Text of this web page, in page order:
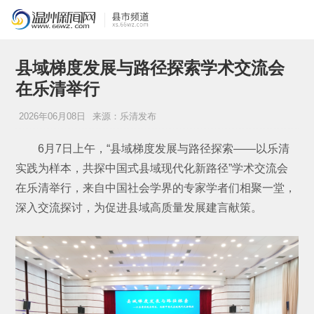
县域梯度发展与路径探索学术交流会
在乐清举行
2026年06月08日 来源：乐清发布
6月7日上午，“县域梯度发展与路径探索——以乐清
实践为样本，共探中国式县域现代化新路径”学术交流会
在乐清举行，来自中国社会学界的专家学者们相聚一堂，
深入交流探讨，为促进县域高质量发展建言献策。